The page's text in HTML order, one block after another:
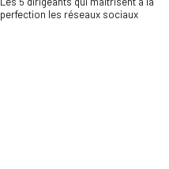
perfection les réseaux sociaux